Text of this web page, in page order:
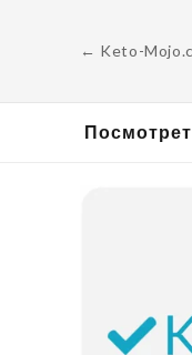
← Keto-